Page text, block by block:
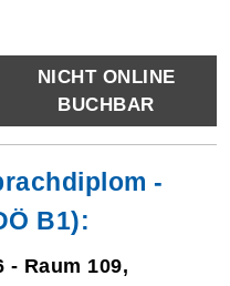
NICHT ONLINE
BUCHBAR
-
B1):
- Raum 109,